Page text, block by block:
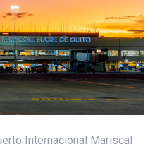
Internacional Mariscal